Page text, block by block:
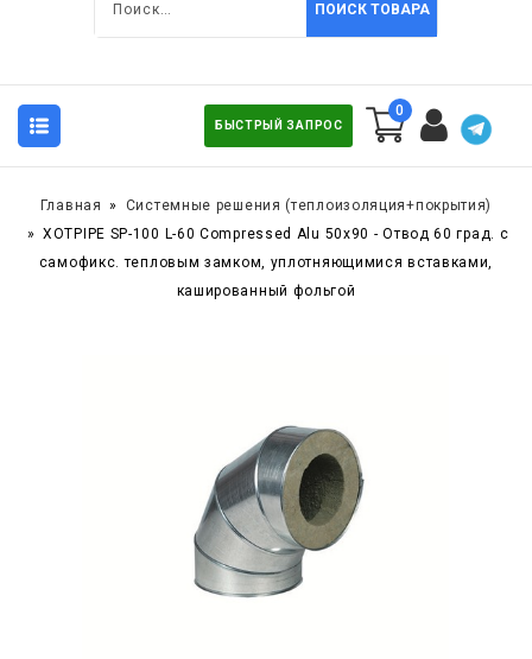
ПОИСК ТОВАРА
БЫСТРЫЙ ЗАПРОС
0
Главная
Системные решения (теплоизоляция+покрытия)
XOTPIPE SP-100 L-60 Compressed Alu 50x90 - Отвод 60 град. c
самофикс. тепловым замком, уплотняющимися вставками,
кашированный фольгой